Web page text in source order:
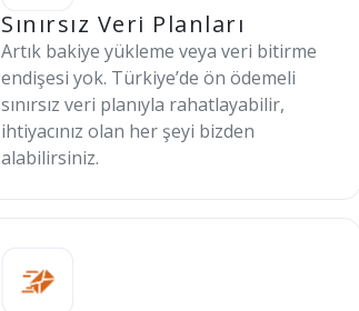
Sınırsız Veri Planları
Artık bakiye yükleme veya veri bitirme
endişesi yok. Türkiye’de ön ödemeli
sınırsız veri planıyla rahatlayabilir,
ihtiyacınız olan her şeyi bizden
alabilirsiniz.